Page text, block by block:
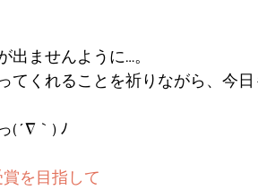
出ませんように…。
てくれることを祈りながら、今日
(´∇｀) ﾉ
を目指して